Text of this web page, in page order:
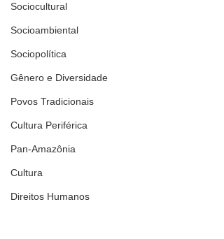
Sociocultural
Socioambiental
Sociopolítica
Gênero e Diversidade
Povos Tradicionais
Cultura Periférica
Pan-Amazônia
Cultura
Direitos Humanos